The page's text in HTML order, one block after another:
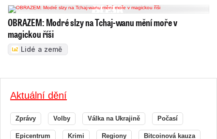
OBRAZEM: Modré slzy na Tchaj-wanu mění moře v
magickou říši
Lidé a země
Aktuální dění
Zprávy Volby Válka na Ukrajině Počasí
Epicentrum Krimi Regiony Bitcoinová kauza